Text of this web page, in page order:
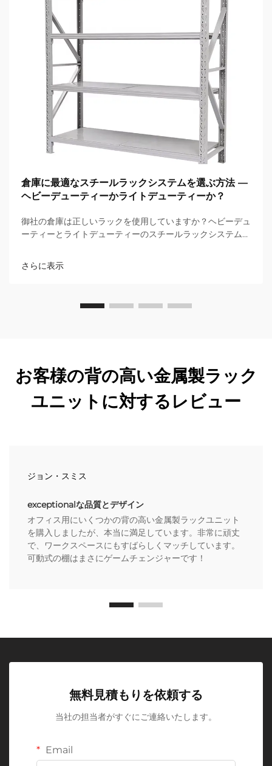
倉庫に最適なスチールラックシステムを選ぶ方法 —
ヘビーデューティーかライトデューティーか？
御社の倉庫は正しいラックを使用していますか？ヘビーデュ
ーティーとライトデューティーのスチールラックシステムに
しましょう。高価な崩壊事故を防ぐために、今すぐ詳細な比
較をご覧ください。
さらに表示
お客様の背の高い金属製ラック
ユニットに対するレビュー
ジョン・スミス
exceptionalな品質とデザイン
オフィス用にいくつかの背の高い金属製ラックユニット
を購入しましたが、本当に満足しています。非常に頑丈
で、ワークスペースにもすばらしくマッチしています。
可動式の棚はまさにゲームチェンジャーです！
無料見積もりを依頼する
当社の担当者がすぐにご連絡いたします。
Email